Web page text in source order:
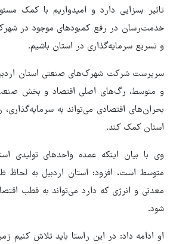
تاثیر بسزایی دارد و امیدواریم با کمک
خدمت‌رسان در رفع کمبودهای موجود در
و تسریع سرمایه‌گذاری در استان باشیم.
سرپرست شرکت شهرک‌های صنعتی استان
و متوسط، رگ‌های اصلی اقتصاد و بخش
بحران‌های اقتصادی می‌تواند به سرمایه‌گذاری،
استان کمک کند.
وی با بیان اینکه عمده واحدهای تولیدی
متوسط است، افزود: استان اردبیل به لحاظ
معدنی و انرژی که دارد می‌تواند به قطب
شود.
او ادامه داد: در این راستا باید تلاش کنیم